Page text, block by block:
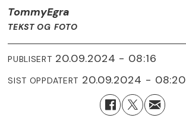
TommyEgra
TEKST OG FOTO
PUBLISERT 20.09.2024 - 08:16
SIST OPPDATERT 20.09.2024 - 08:20